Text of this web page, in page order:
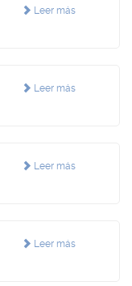
Leer más
Leer más
Leer más
Leer más